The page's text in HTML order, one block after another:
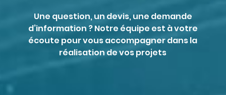
Une question, un devis, une demande
d’information ? Notre équipe est à votre
écoute pour vous accompagner dans la
réalisation de vos projets